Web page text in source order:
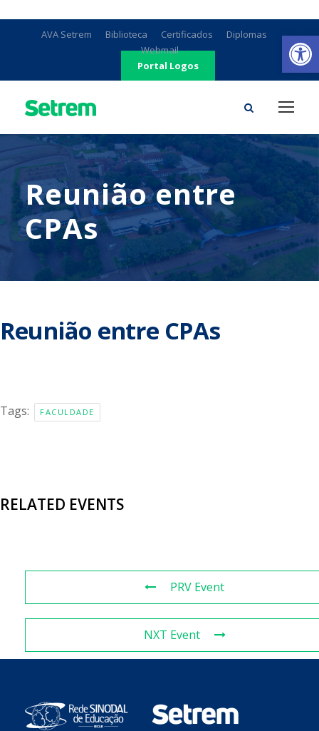
AVA Setrem Biblioteca Certificados
Diplomas
Webmail
Portal Logos
Reunião entre
CPAs
Reunião entre CPAs
Tags: FACULDADE
RELATED EVENTS
PRV Event
NXT Event